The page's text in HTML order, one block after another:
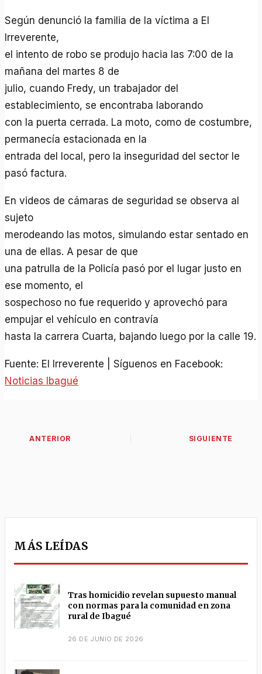
Según denunció la familia de la víctima a El
Irreverente,
el intento de robo se produjo hacia las 7:00 de la
mañana del martes 8 de
julio, cuando Fredy, un trabajador del
establecimiento, se encontraba laborando
con la puerta cerrada. La moto, como de costumbre,
permanecía estacionada en la
entrada del local, pero la inseguridad del sector le
pasó factura.
En videos de cámaras de seguridad se observa al
sujeto
merodeando las motos, simulando estar sentado en
una de ellas. A pesar de que
una patrulla de la Policía pasó por el lugar justo en
ese momento, el
sospechoso no fue requerido y aprovechó para
empujar el vehículo en contravía
hasta la carrera Cuarta, bajando luego por la calle 19.
Fuente: El Irreverente | Síguenos en Facebook:
Noticias Ibagué
MÁS LEÍDAS
Tras homicidio revelan supuesto manual
con normas para la comunidad en zona
rural de Ibagué
26 DE JUNIO DE 2026